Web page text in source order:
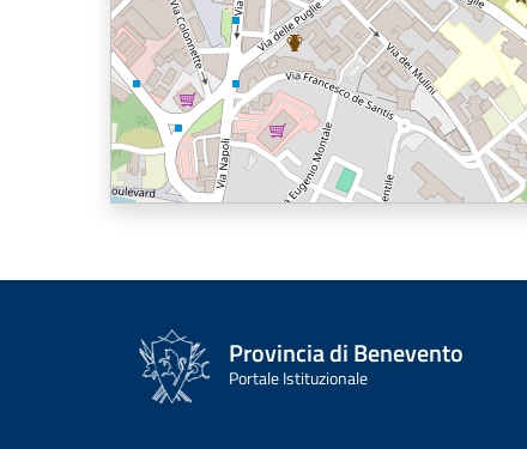
Provincia di Benevento
Portale Istituzionale